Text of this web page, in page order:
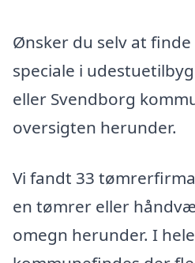
Ønsker du selv at
speciale i
eller Svendborg
oversigten herunder.
Vi fandt 33
en tømrer eller
omegn herunder. I